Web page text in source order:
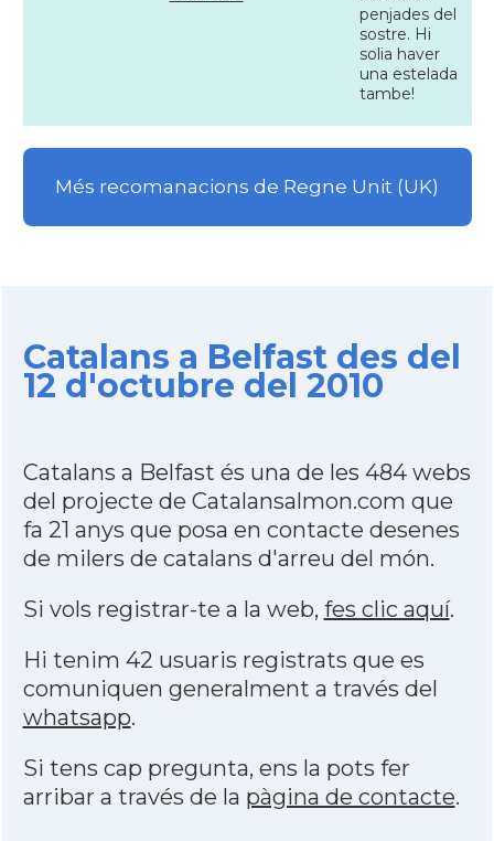
penjades del
sostre. Hi
solia haver
una estelada
tambe!
Més recomanacions de Regne Unit (UK)
Catalans a Belfast des del
12 d'octubre del 2010
Catalans a Belfast és una de les 484 webs
del projecte de Catalansalmon.com que
fa 21 anys que posa en contacte desenes
de milers de catalans d'arreu del món.
Si vols registrar-te a la web, fes clic aquí.
Hi tenim 42 usuaris registrats que es
comuniquen generalment a través del
whatsapp.
Si tens cap pregunta, ens la pots fer
arribar a través de la pàgina de contacte.